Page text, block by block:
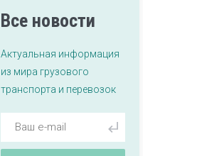
Все новости
Актуальная информация
из мира грузового
транспорта и перевозок